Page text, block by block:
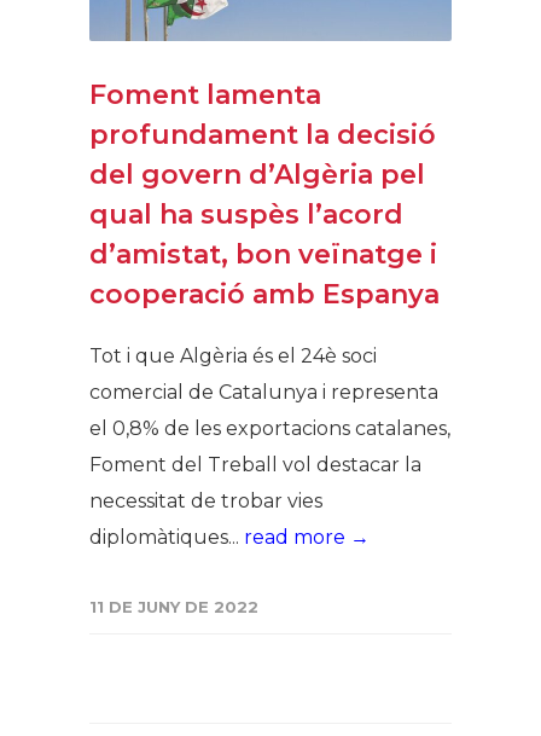
Foment lamenta
profundament la decisió
del govern d’Algèria pel
qual ha suspès l’acord
d’amistat, bon veïnatge i
cooperació amb Espanya
Tot i que Algèria és el 24è soci
comercial de Catalunya i representa
el 0,8% de les exportacions catalanes,
Foment del Treball vol destacar la
necessitat de trobar vies
diplomàtiques... read more →
11 DE JUNY DE 2022